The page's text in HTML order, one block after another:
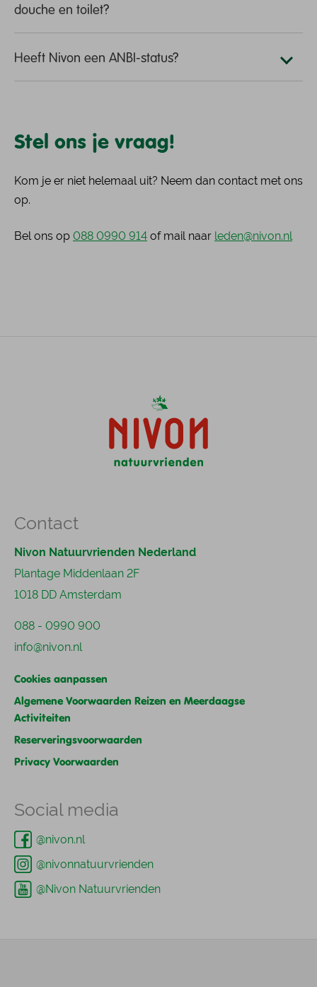
douche en toilet?
Het Koetshuis (Eikhold, Heerlen)
Op Denk Haar en ’t Krikske (Krikkenhaar,
Heeft Nivon een ANBI-status?
Stel ons je vraag!
Kom je er niet helemaal uit? Neem dan contact met ons
op.
Bel ons op 088 0990 914 of mail naar leden@nivon.nl
Contact
Nivon Natuurvrienden Nederland
Plantage Middenlaan 2F
1018 DD Amsterdam
088 - 0990 900
info@nivon.nl
Cookies aanpassen
Algemene Voorwaarden Reizen en Meerdaagse
Activiteiten
Reserveringsvoorwaarden
Privacy Voorwaarden
Social media
@nivon.nl
@nivonnatuurvrienden
@Nivon Natuurvrienden